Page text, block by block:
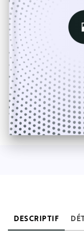
DESCRIPTIF